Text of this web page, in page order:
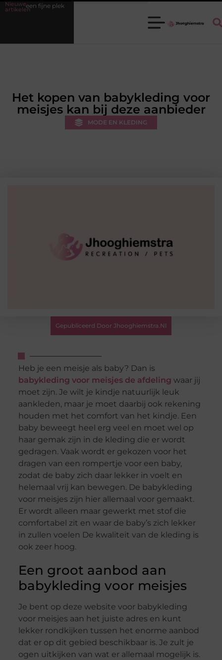
Nieuwe
artikelen
fijne plek Ledenbeheer op orde krijgen zonder extra werkdruk
Het kopen van babykleding voor
meisjes kan bij deze aanbieder
MODE EN KLEDING
Gepubliceerd Door Jhooghiemstra.nl
Heb je een meisje als baby? Dan is
babykleding voor meisjes de afdeling waar jij
moet zijn. Je wilt je kindje natuurlijk leuk
aankleden, maar je moet daarbij ook rekening
houden met het comfort van het kindje. Een
baby beweegt heel erg veel en moet wel op
haar gemak zijn in de kleding die er wordt
gedragen. Vaak wordt er gekozen voor het
dragen van een rompertje voor een baby,
zodat de baby zich daar lekker in voelt en
helemaal vrij kan bewegen. De babykleding
voor meisjes zijn hier allemaal voor gemaakt.
Er wordt alleen maar gewerkt met stof die
comfortabel zit en waar de baby’s zich lekker
in zullen voelen De kwaliteit van de kleding is
ook zeer hoog.
Een groot aanbod aan
babykleding voor meisjes
Je bent op deze website voor babykleding
voor meisjes aan het juiste adres en kunt
lekker rondkijken tussen het enorme aanbod
dat er op dit gebied beschikbaar is. Je zult je
ogen uitkijken van wat er allemaal mogelijk is.